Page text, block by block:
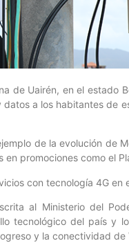
de Uairén, en el estado
a los habitantes de
de la evolución de
promociones como el
con tecnología 4G en
al Ministerio del
tecnológico del país y
y la conectividad de